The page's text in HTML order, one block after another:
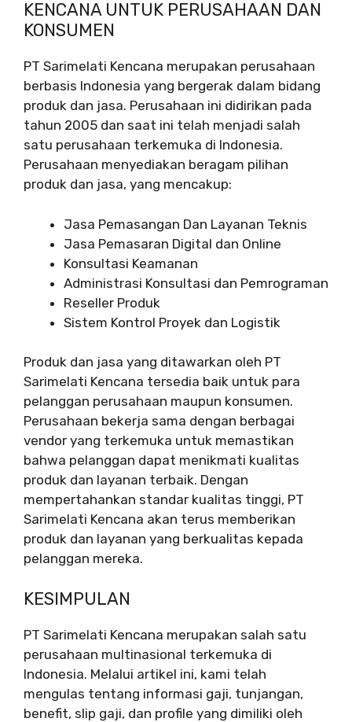
KENCANA UNTUK PERUSAHAAN DAN
KONSUMEN
PT Sarimelati Kencana merupakan perusahaan
berbasis Indonesia yang bergerak dalam bidang
produk dan jasa. Perusahaan ini didirikan pada
tahun 2005 dan saat ini telah menjadi salah
satu perusahaan terkemuka di Indonesia.
Perusahaan menyediakan beragam pilihan
produk dan jasa, yang mencakup:
Jasa Pemasangan Dan Layanan Teknis
Jasa Pemasaran Digital dan Online
Konsultasi Keamanan
Administrasi Konsultasi dan Pemrograman
Reseller Produk
Sistem Kontrol Proyek dan Logistik
Produk dan jasa yang ditawarkan oleh PT
Sarimelati Kencana tersedia baik untuk para
pelanggan perusahaan maupun konsumen.
Perusahaan bekerja sama dengan berbagai
vendor yang terkemuka untuk memastikan
bahwa pelanggan dapat menikmati kualitas
produk dan layanan terbaik. Dengan
mempertahankan standar kualitas tinggi, PT
Sarimelati Kencana akan terus memberikan
produk dan layanan yang berkualitas kepada
pelanggan mereka.
KESIMPULAN
PT Sarimelati Kencana merupakan salah satu
perusahaan multinasional terkemuka di
Indonesia. Melalui artikel ini, kami telah
mengulas tentang informasi gaji, tunjangan,
benefit, slip gaji, dan profile yang dimiliki oleh